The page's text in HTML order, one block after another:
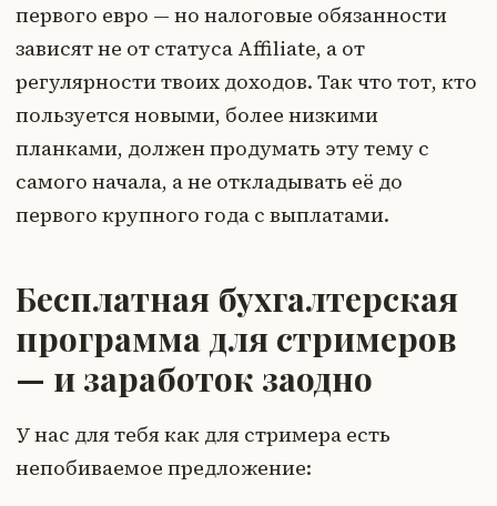
первого евро — но налоговые обязанности
зависят не от статуса Affiliate, а от
регулярности твоих доходов. Так что тот, кто
пользуется новыми, более низкими
планками, должен продумать эту тему с
самого начала, а не откладывать её до
первого крупного года с выплатами.
Бесплатная бухгалтерская
программа для стримеров
— и заработок заодно
У нас для тебя как для стримера есть
непобиваемое предложение: